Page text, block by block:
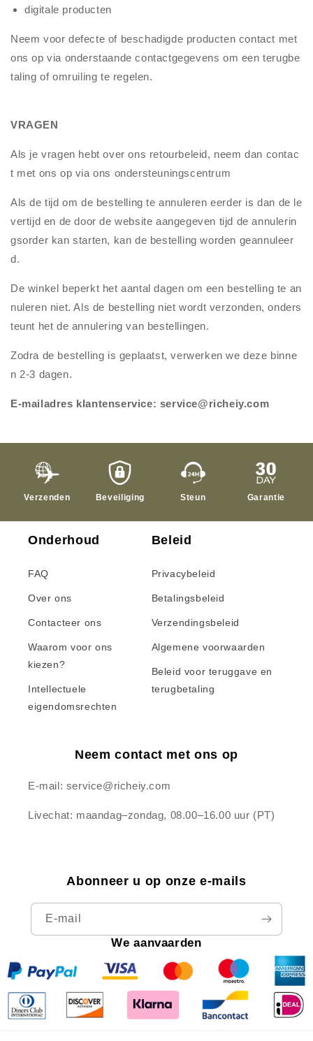
digitale producten
Neem voor defecte of beschadigde producten contact met
ons op via onderstaande contactgegevens om een terugbe
taling of omruiling te regelen.
VRAGEN
Als je vragen hebt over ons retourbeleid, neem dan contac
t met ons op via ons ondersteuningscentrum
Als de tijd om de bestelling te annuleren eerder is dan de le
vertijd en de door de website aangegeven tijd de annulerin
gsorder kan starten, kan de bestelling worden geannuleer
d.
De winkel beperkt het aantal dagen om een bestelling te an
nuleren niet. Als de bestelling niet wordt verzonden, onders
teunt het de annulering van bestellingen.
Zodra de bestelling is geplaatst, verwerken we deze binne
n 2-3 dagen.
E-mailadres klantenservice: service@richeiy.com
Verzenden Beveiliging Steun Garantie
Onderhoud
FAQ
Over ons
Contacteer ons
Waarom voor ons
kiezen?
Intellectuele
eigendomsrechten
Beleid
Privacybeleid
Betalingsbeleid
Verzendingsbeleid
Algemene voorwaarden
Beleid voor teruggave en
terugbetaling
Neem contact met ons op
E-mail: service@richeiy.com
Livechat: maandag–zondag, 08.00–16.00 uur (PT)
Abonneer u op onze e-mails
E‑mail
We aanvaarden